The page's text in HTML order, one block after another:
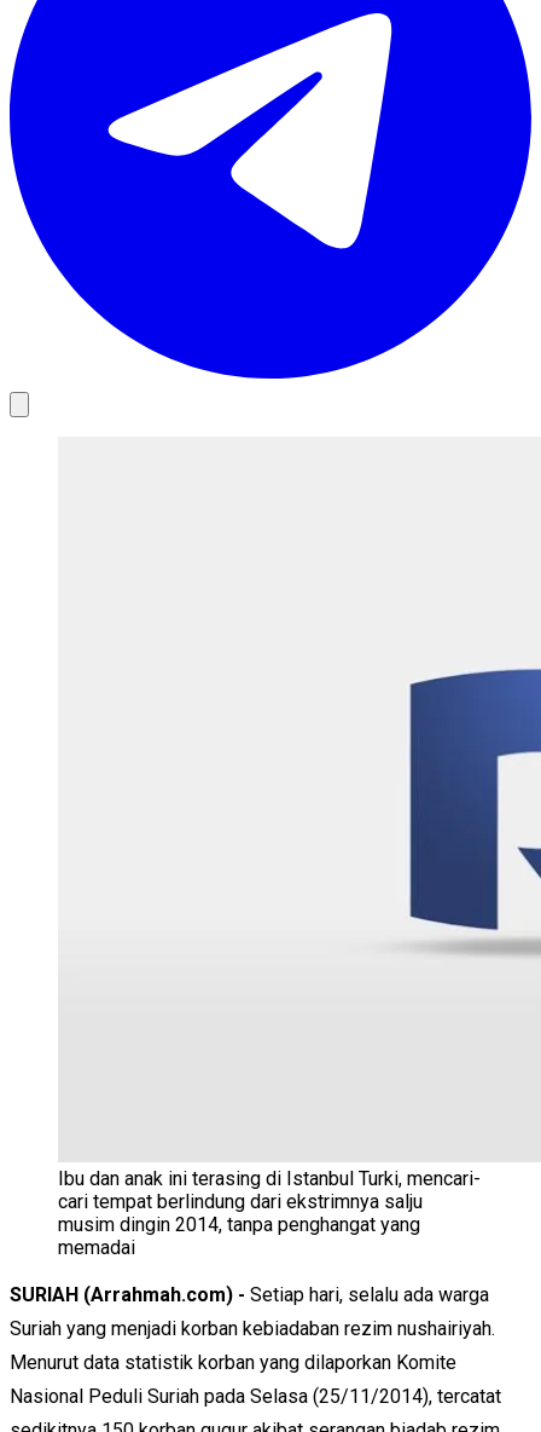
Ibu dan anak ini terasing di Istanbul Turki, mencari-
cari tempat berlindung dari ekstrimnya salju
musim dingin 2014, tanpa penghangat yang
memadai
SURIAH (Arrahmah.com) - Setiap hari, selalu ada warga
Suriah yang menjadi korban kebiadaban rezim nushairiyah.
Menurut data statistik korban yang dilaporkan Komite
Nasional Peduli Suriah pada Selasa (25/11/2014), tercatat